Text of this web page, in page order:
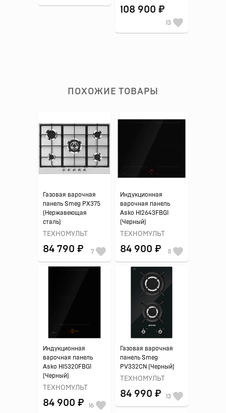
108 900 ₽
13
ПОХОЖИЕ ТОВАРЫ
Газовая варочная
панель Smeg PX375
(Нержавеющая
сталь)
ТЕХНОМУЛЬТ
84 790 ₽ 7
Индукционная
варочная панель
Asko HI2643FBG1
(Черный)
ТЕХНОМУЛЬТ
84 900 ₽ 11
Индукционная
варочная панель
Asko HI5320FBG1
(Черный)
ТЕХНОМУЛЬТ
84 900 ₽ 16
Газовая варочная
панель Smeg
PV332CN (Черный)
ТЕХНОМУЛЬТ
84 990 ₽ 13